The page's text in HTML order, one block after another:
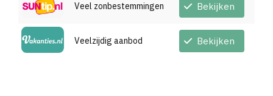
Veel zonbestemmingen Bekijken
Veelzijdig aanbod Bekijken